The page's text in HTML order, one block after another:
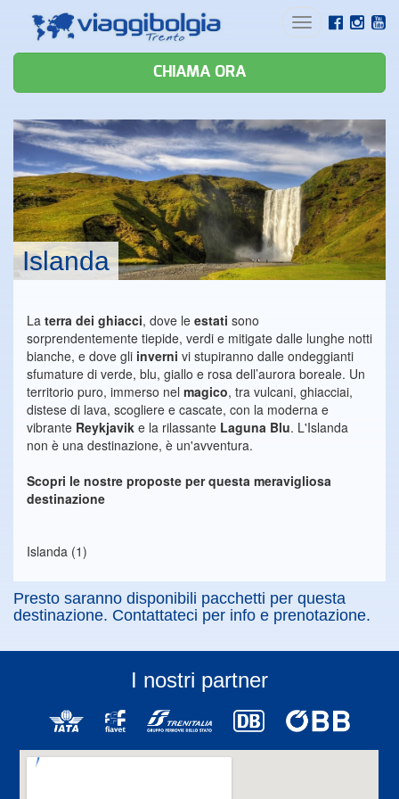
Toggle
CHIAMA ORA
Islanda
La terra dei ghiacci, dove le estati sono
sorprendentemente tiepide, verdi e mitigate dalle lunghe notti
bianche, e dove gli inverni vi stupiranno dalle ondeggianti
sfumature di verde, blu, giallo e rosa dell’aurora boreale. Un
territorio puro, immerso nel magico, tra vulcani, ghiacciai,
distese di lava, scogliere e cascate, con la moderna e
vibrante Reykjavik e la rilassante Laguna Blu. L'Islanda
non è una destinazione, è un'avventura.
Scopri le nostre proposte per questa meravigliosa
destinazione
Islanda (1)
Presto saranno disponibili pacchetti per questa
destinazione. Contattateci per info e prenotazione.
I nostri partner